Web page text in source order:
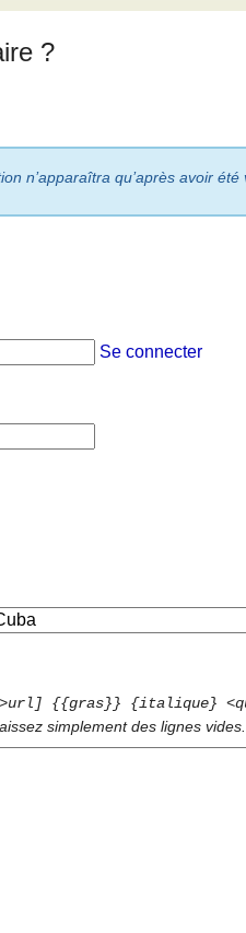
?
n’apparaîtra qu’après avoir été
Se connecter
{{gras}} {italique}
simplement des lignes vides.